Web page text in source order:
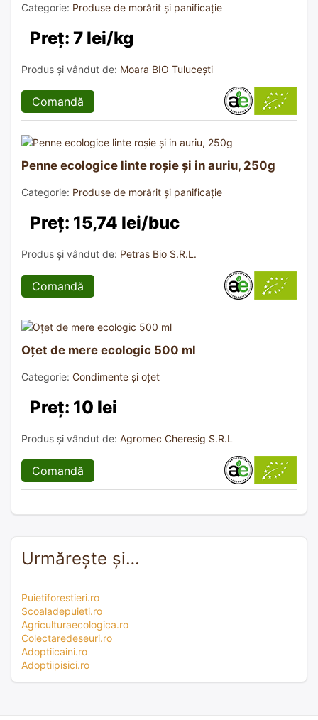
Categorie: Produse de morărit și panificație
Preț: 7 lei/kg
Produs și vândut de: Moara BIO Tulucești
Comandă
Penne ecologice linte roșie și in auriu, 250g
Categorie: Produse de morărit și panificație
Preț: 15,74 lei/buc
Produs și vândut de: Petras Bio S.R.L.
Comandă
Oțet de mere ecologic 500 ml
Categorie: Condimente și oțet
Preț: 10 lei
Produs și vândut de: Agromec Cheresig S.R.L
Comandă
Urmărește și…
Puietiforestieri.ro
Scoaladepuieti.ro
Agriculturaecologica.ro
Colectaredeseuri.ro
Adoptiicaini.ro
Adoptiipisici.ro